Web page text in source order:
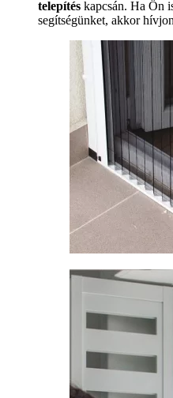
telepítés kapcsán. Ha Ön
segítségünket, akkor